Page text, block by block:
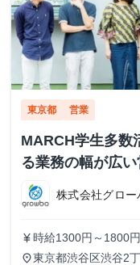
東京都 営業
MARCH学生多数
る業務の幅が広
株式会社グロー
currency_yen 時給1300円～1800円
place東京都渋谷区渋谷2